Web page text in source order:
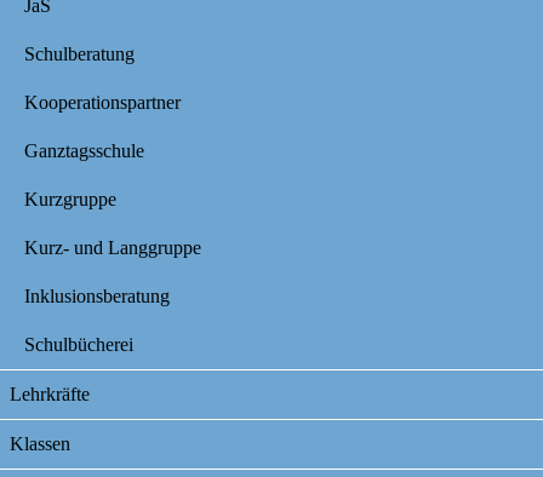
JaS
Schulberatung
Kooperationspartner
Ganztagsschule
Kurzgruppe
Kurz- und Langgruppe
Inklusionsberatung
Schulbücherei
Lehrkräfte
Klassen